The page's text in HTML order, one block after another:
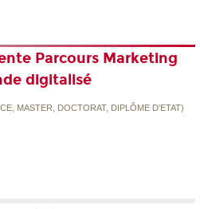
Parcours Marketing
digitalisé
MASTER, DOCTORAT, DIPLÔME D'ETAT)